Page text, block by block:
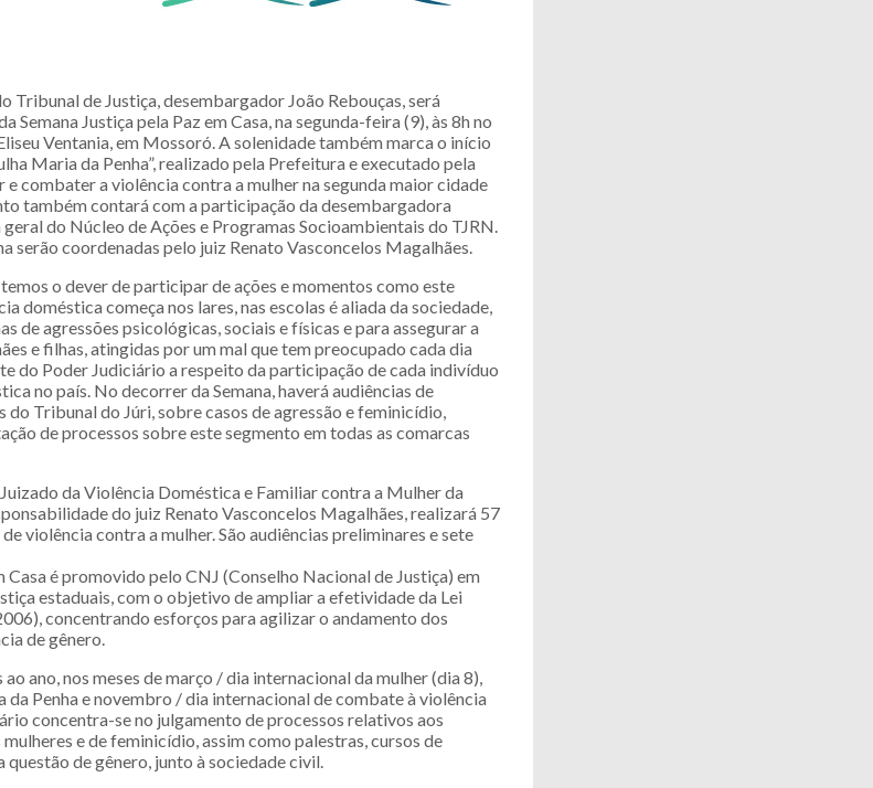
Tribunal de Justiça, desembargador João Rebouças, será
Semana Justiça pela Paz em Casa, na segunda-feira (9), às 8h no
Ventania, em Mossoró. A solenidade também marca o início
Maria da Penha”, realizado pela Prefeitura e executado pela
combater a violência contra a mulher na segunda maior cidade
também contará com a participação da desembargadora
do Núcleo de Ações e Programas Socioambientais do TJRN.
serão coordenadas pelo juiz Renato Vasconcelos Magalhães.
o dever de participar de ações e momentos como este
doméstica começa nos lares, nas escolas é aliada da sociedade,
de agressões psicológicas, sociais e físicas e para assegurar a
e filhas, atingidas por um mal que tem preocupado cada dia
do Poder Judiciário a respeito da participação de cada indivíduo
no país. No decorrer da Semana, haverá audiências de
do Tribunal do Júri, sobre casos de agressão e feminicídio,
de processos sobre este segmento em todas as comarcas
da Violência Doméstica e Familiar contra a Mulher da
do juiz Renato Vasconcelos Magalhães, realizará 57
violência contra a mulher. São audiências preliminares e sete
Casa é promovido pelo CNJ (Conselho Nacional de Justiça) em
estaduais, com o objetivo de ampliar a efetividade da Lei
concentrando esforços para agilizar o andamento dos
de gênero.
ano, nos meses de março / dia internacional da mulher (dia 8),
Penha e novembro / dia internacional de combate à violência
concentra-se no julgamento de processos relativos aos
e de feminicídio, assim como palestras, cursos de
de gênero, junto à sociedade civil.